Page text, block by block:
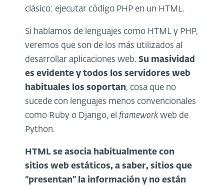
clásico: ejecutar código PHP en un HTML.
Si hablamos de lenguajes como HTML y PHP,
veremos que son de los más utilizados al
desarrollar aplicaciones web. Su masividad
es evidente y todos los servidores web
habituales los soportan, cosa que no
sucede con lenguajes menos convencionales
como Ruby o Django, el framework web de
Python.
HTML se asocia habitualmente con
sitios web estáticos, a saber, sitios que
“presentan” la información y no están